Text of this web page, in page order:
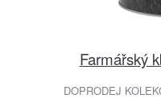
Farmářský
DOPRODEJ